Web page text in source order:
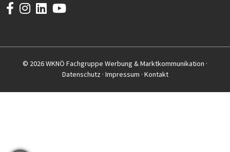
© 2026 WKNÖ Fachgruppe Werbung & Marktkommunikation ·
Datenschutz· Impressum · Kontakt